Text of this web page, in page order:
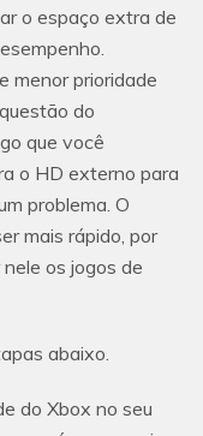
o espaço extra de
menor prioridade
do
que você
o HD externo para
problema. O
mais rápido, por
os jogos de
abaixo.
do Xbox no seu